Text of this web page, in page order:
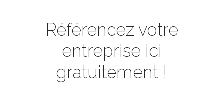
Référencez votre
entreprise ici
gratuitement !